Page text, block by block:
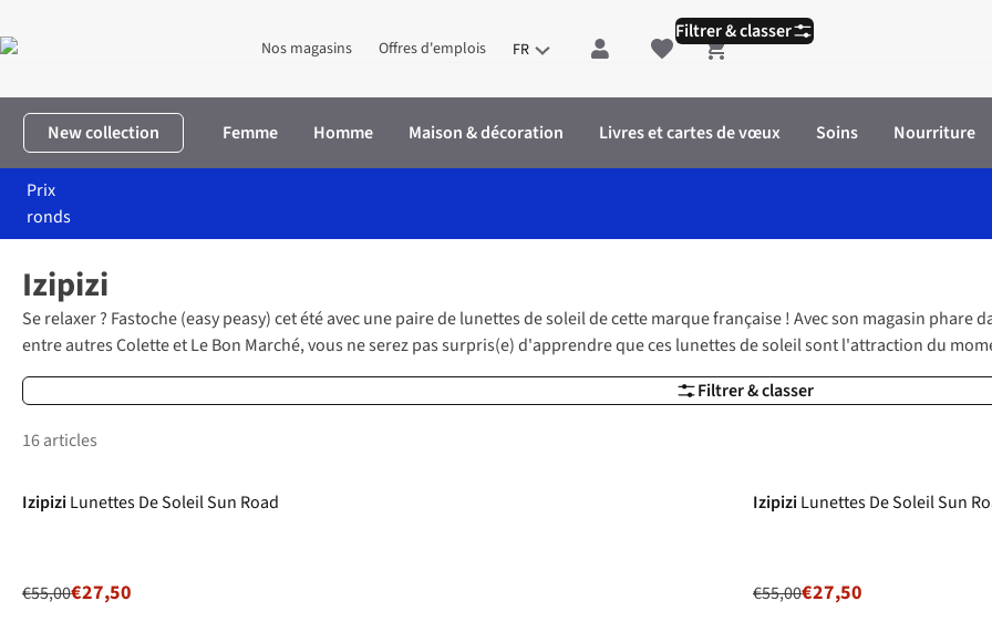
Nos magasins Offres d'emplois FR Shopping cart
New collection Femme Homme Maison & décoration Livres et cartes de vœux Soins Nourriture
Prix
ronds
Filtrer & classer
Filtrer & classer
Izipizi
Se relaxer ? Fastoche (easy peasy) cet été avec une paire de lunettes de soleil de cette marque française ! Avec son magasin
entre autres Colette et Le Bon Marché, vous ne serez pas surpris(e) d'apprendre que ces lunettes de soleil sont l'attraction du
16 articles
-50%
IzipiziLunettes De Soleil Sun Road
€55,00€27,50
IzipiziLunettes De Soleil Sun
€55,00€27,50